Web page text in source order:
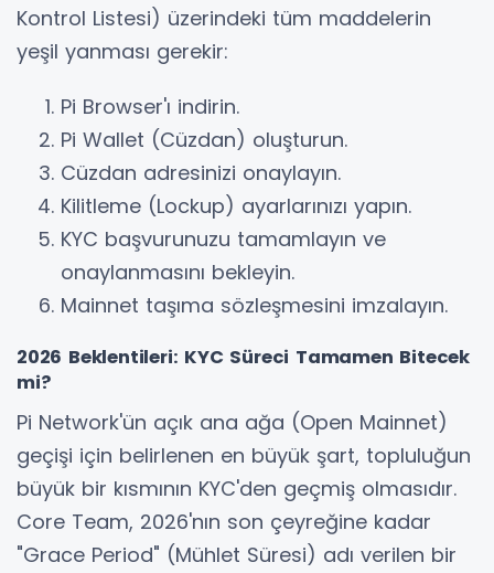
Kontrol Listesi) üzerindeki tüm maddelerin
yeşil yanması gerekir:
Pi Browser'ı indirin.
Pi Wallet (Cüzdan) oluşturun.
Cüzdan adresinizi onaylayın.
Kilitleme (Lockup) ayarlarınızı yapın.
KYC başvurunuzu tamamlayın ve
onaylanmasını bekleyin.
Mainnet taşıma sözleşmesini imzalayın.
2026 Beklentileri: KYC Süreci Tamamen Bitecek
mi?
Pi Network'ün açık ana ağa (Open Mainnet)
geçişi için belirlenen en büyük şart, topluluğun
büyük bir kısmının KYC'den geçmiş olmasıdır.
Core Team, 2026'nın son çeyreğine kadar
"Grace Period" (Mühlet Süresi) adı verilen bir